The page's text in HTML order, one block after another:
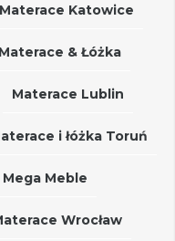
Materace Katowice
& Łóżka
Materace Lublin
i łóżka Toruń
Meble
Wrocław